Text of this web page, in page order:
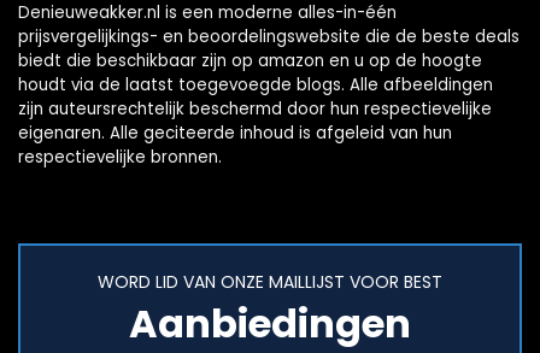
Denieuweakker.nl is een moderne alles-in-één
prijsvergelijkings- en beoordelingswebsite die de beste deals
biedt die beschikbaar zijn op amazon en u op de hoogte
houdt via de laatst toegevoegde blogs. Alle afbeeldingen
zijn auteursrechtelijk beschermd door hun respectievelijke
eigenaren. Alle geciteerde inhoud is afgeleid van hun
respectievelijke bronnen.
WORD LID VAN ONZE MAILLIJST VOOR BEST
Aanbiedingen